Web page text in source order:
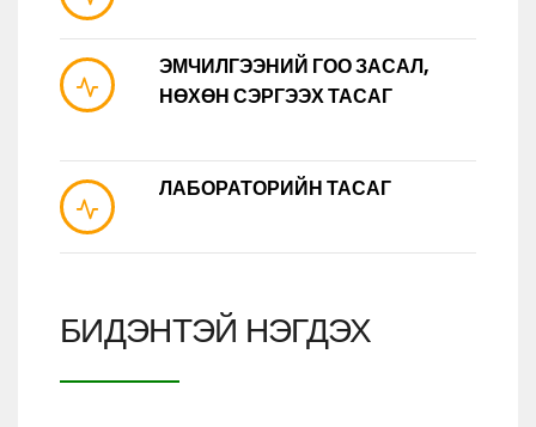
ЭМЧИЛГЭЭНИЙ ГОО ЗАСАЛ,
НӨХӨН СЭРГЭЭХ ТАСАГ
ЛАБОРАТОРИЙН ТАСАГ
БИДЭНТЭЙ НЭГДЭХ